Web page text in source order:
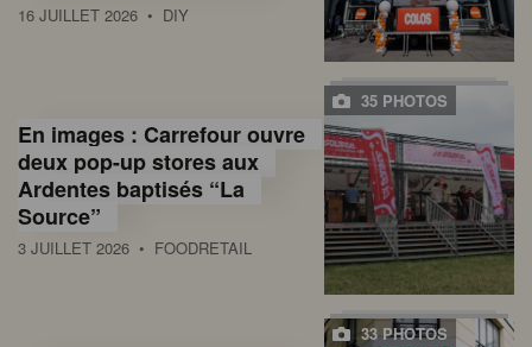
16 JUILLET 2026 • DIY
35 PHOTOS
En images : Carrefour ouvre
deux pop-up stores aux
Ardentes baptisés “La
Source”
3 JUILLET 2026 • FOODRETAIL
33 PHOTOS